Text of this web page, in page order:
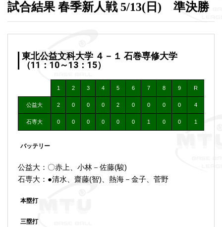
試合結果 春季新人戦 5/13(日) 準決勝
東北公益文科大学 ４－１ 石巻専修大学
（11：10～13：15）
1 2 3 4 5 6 7 8 9 R
公益大 2 0 0 0 2 0 0 0 0 4
石専大 0 0 0 0 0 0 1 0 0 1
バッテリー
公益大：〇赤上、小林－佐藤(駿)
石専大：●清水、齋藤(智)、熱海－金子、菅野
本塁打
三塁打